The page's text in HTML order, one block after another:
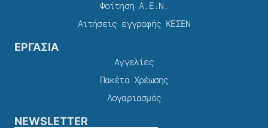
Φοίτηση Α.Ε.Ν.
Αιτήσεις εγγραφής ΚΕΣΕΝ
ΕΡΓΑΣΙΑ
Αγγελίες
Πακέτα Χρέωσης​
Λογαριασμός
NEWSLETTER